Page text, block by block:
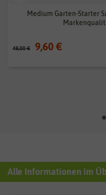
Medium Garten-Starter
48,00 € 9,60 €
Alle Informationen im